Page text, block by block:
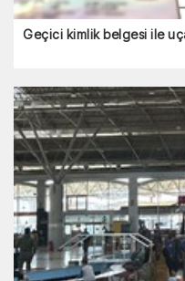
Geçici kimlik belgesi ile